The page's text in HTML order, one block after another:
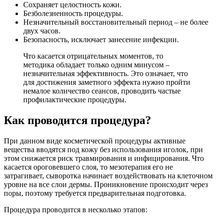
Сохраняет целостность кожи.
Безболезненность процедуры.
Незначительный восстановительный период – не более
двух часов.
Безопасность, исключает занесение инфекции.
Что касается отрицательных моментов, то
методика обладает только одним минусом –
незначительная эффективность. Это означает, что
для достижения заметного эффекта нужно пройти
немалое количество сеансов, проводить частые
профилактические процедуры.
Как проводится процедура?
При данном виде косметической процедуры активные
вещества вводятся под кожу без использования иголок, при
этом снижается риск травмирования и инфицирования. Что
касается ороговевшего слоя, то мезотерапия его не
затрагивает, сыворотка начинает воздействовать на клеточном
уровне на все слои дермы. Проникновение происходит через
поры, поэтому требуется предварительная подготовка.
Процедура проводится в несколько этапов: